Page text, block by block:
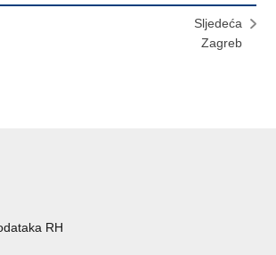
Sljedeća
Zagreb
RH